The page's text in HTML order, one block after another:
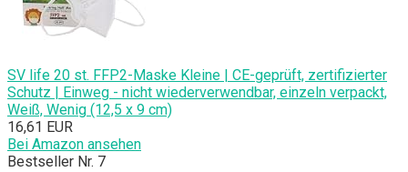
SV life 20 st. FFP2-Maske Kleine | CE-geprüft, zertifizierter
Schutz | Einweg - nicht wiederverwendbar, einzeln verpackt,
Weiß, Wenig (12,5 x 9 cm)
16,61 EUR
Bei Amazon ansehen
Bestseller Nr. 7